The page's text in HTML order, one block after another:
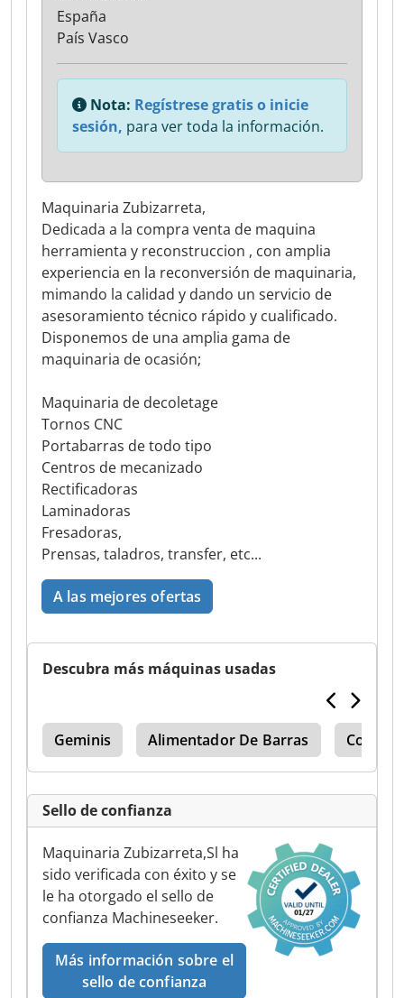
Maquinaria Zubizarreta,
Dedicada a la compra venta de maquina
herramienta y reconstruccion , con amplia
experiencia en la reconversión de maquinaria,
mimando la calidad y dando un servicio de
asesoramiento técnico rápido y cualificado.
Disponemos de una amplia gama de
maquinaria de ocasión;
Maquinaria de decoletage
Tornos CNC
Portabarras de todo tipo
Centros de mecanizado
Rectificadoras
Laminadoras
Fresadoras,
Prensas, taladros, transfer, etc...
A las mejores ofertas
España
País Vasco
Nota: Regístrese gratis o inicie
sesión, para ver toda la información.
Descubra más máquinas usadas
Geminis Alimentador De Barras Correa
Sello de confianza
Maquinaria Zubizarreta,Sl ha
sido verificada con éxito y se
le ha otorgado el sello de
confianza Machineseeker.
Más información sobre el
sello de confianza